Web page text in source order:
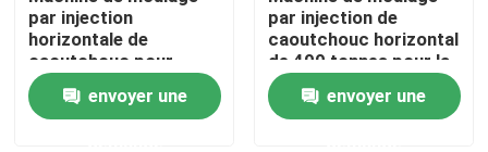
Machine de moulage en caoutchouc hydraulique
Protections de frein faisant la machine
par injection
horizontale de
caoutchouc pour
isolant / isolant haute
tensionenvoyer une
par injection de
caoutchouc horizontal
de 400 tonnes pour la
fabrication de pièces
automobilesenvoyer une